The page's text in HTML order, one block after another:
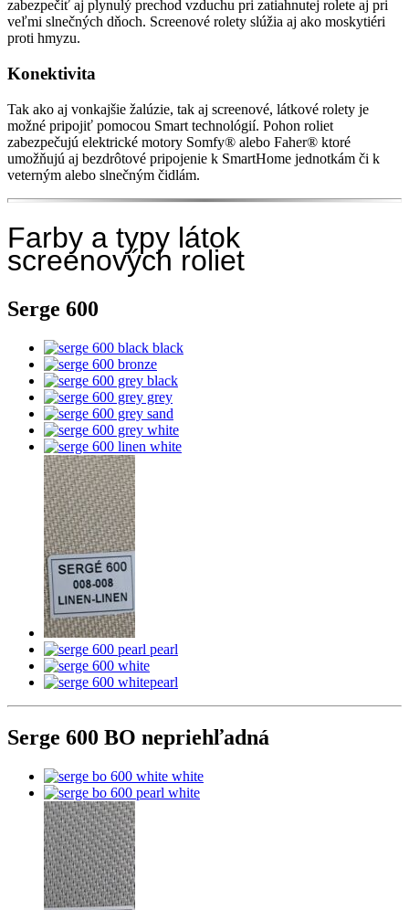
zabezpečiť aj plynulý prechod vzduchu pri zatiahnutej rolete aj pri
veľmi slnečných dňoch. Screenové rolety slúžia aj ako moskytiéri
proti hmyzu.
Konektivita
Tak ako aj vonkajšie žalúzie, tak aj screenové, látkové rolety je
možné pripojiť pomocou Smart technológií. Pohon roliet
zabezpečujú elektrické motory Somfy® alebo Faher® ktoré
umožňujú aj bezdrôtové pripojenie k SmartHome jednotkám či k
veterným alebo slnečným čidlám.
Farby a typy látok
screenových roliet
Serge 600
Serge 600 BO nepriehľadná